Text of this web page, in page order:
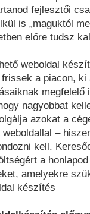
fejlesztői
is „maguktól
előre tudsz
weboldal
a piacon, ki
megfelelő
nagyobbat
azokat a
–
kell.
a
amelyekre
készítés